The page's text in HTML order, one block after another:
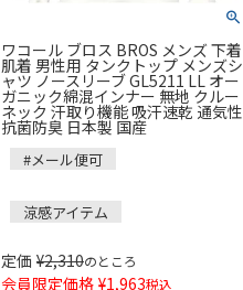
ワコール ブロス BROS メンズ 下着
肌着 男性用 タンクトップ メンズシ
ャツ ノースリーブ GL5211 LL オー
ガニック綿混インナー 無地 クルー
ネック 汗取り機能 吸汗速乾 通気性
抗菌防臭 日本製 国産
#メール便可
涼感アイテム
定価 ¥2,310のところ
会員限定価格 ¥1,963税込